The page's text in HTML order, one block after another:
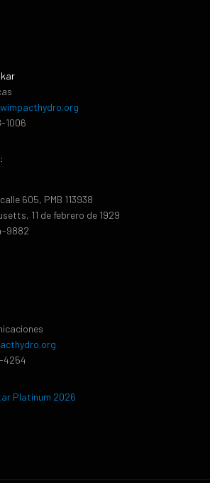
1006
605, PMB 113938
11 de febrero de 1929
9882
4254